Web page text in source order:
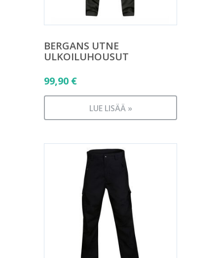
BERGANS UTNE
ULKOILUHOUSUT
99,90 €
LUE LISÄÄ »